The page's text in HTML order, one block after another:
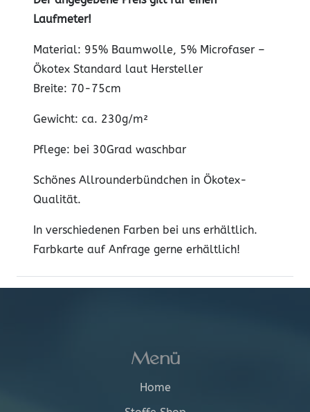
Laufmeter!
Material: 95% Baumwolle, 5% Microfaser –
Ökotex Standard laut Hersteller
Breite: 70-75cm
Gewicht: ca. 230g/m²
Pflege: bei 30Grad waschbar
Schönes Allrounderbündchen in Ökotex-
Qualität.
In verschiedenen Farben bei uns erhältlich.
Farbkarte auf Anfrage gerne erhältlich!
Menü
Home